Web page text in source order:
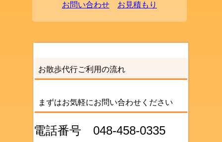
お問い合わせ お見積もり
お散歩代行ご利用の流れ
まずはお気軽にお問い合わせください
電話番号 048-458-0335